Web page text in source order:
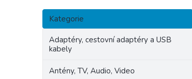
P
s
Přeskočit
kategorie
Kategorie
Adaptéry, cestovní adaptéry a USB
kabely
Antény, TV, Audio, Video